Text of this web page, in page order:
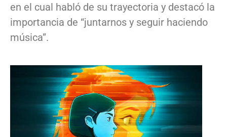
en el cual habló de su trayectoria y destacó la
importancia de “juntarnos y seguir haciendo
música”.